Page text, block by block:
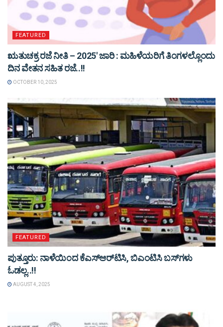
FEATURED
ಋತುಚಕ್ರ ರಜೆ ನೀತಿ – 2025′ ಜಾರಿ : ಮಹಿಳೆಯರಿಗೆ ತಿಂಗಳಲ್ಲೊಂದು
ದಿನ ವೇತನ ಸಹಿತ ರಜೆ..!!
OCTOBER 10, 2025
FEATURED
ಪುತ್ತೂರು: ನಾಳೆಯಿಂದ ಕೆಎಸ್​ಆರ್​ಟಿಸಿ, ಬಿಎಂಟಿಸಿ ಬಸ್​ಗಳು​
ಓಡಲ್ಲ..!!
AUGUST 4, 2025